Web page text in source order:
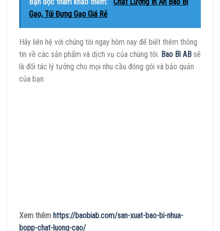
Gạo, Túi Đựng Gạo Giá Rẻ
Hãy liên hệ với chúng tôi ngay hôm nay để biết thêm thông
tin về các sản phẩm và dịch vụ của chúng tôi. Bao Bì AB sẽ
là đối tác lý tưởng cho mọi nhu cầu đóng gói và bảo quản
của bạn.
Xem thêm https://baobiab.com/san-xuat-bao-bi-nhua-
bopp-chat-luong-cao/